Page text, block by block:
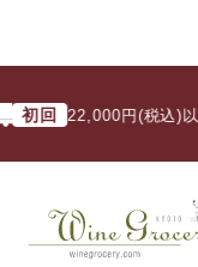
回 22,000円(税込)以上で